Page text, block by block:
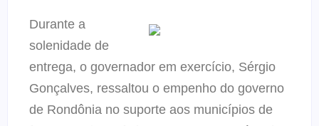
Durante a
solenidade de
entrega, o governador em exercício, Sérgio
Gonçalves, ressaltou o empenho do governo
de Rondônia no suporte aos municípios de